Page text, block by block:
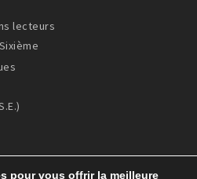
lecteurs
pour vous offrir la meilleure